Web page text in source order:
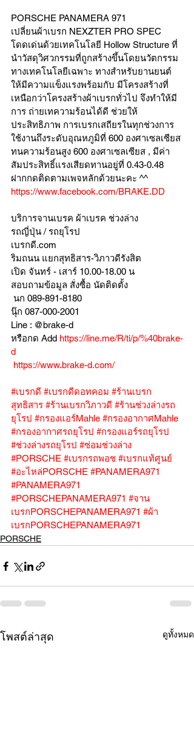
PORSCHE PANAMERA 971
เปลี่ยนผ้าเบรก NEXZTER PRO SPEC
โดดเด่นด้วยเทคโนโลยี Hollow Structure ที่
นำวัสดุวิศวกรรมที่ถูกสร้างขึ้นโดยนวัตกรรม
ทางเทคโนโลยีเฉพาะ ทางสำหรับยานยนต์
ให้มีความแข็งแรงพร้อมกับ มีโครงสร้างที่
เหนือกว่าโครงสร้างผ้าเบรกทั่วไป จึงทำให้มี
การ ถ่ายเทความร้อนได้ดี ช่วยให้
ประสิทธิภาพ การเบรกเสถียรในทุกช่วงการ
ใช้งานถึงระดับอุณหภูมิที่ 600 องศาเซลเซียส
ทนความร้อนสูง 600 องศาเซลเซียส , มีค่า
สัมประสิทธิ์แรงเสียดทานอยู่ที่ 0.43-0.48
ฝากกดติดตามเพจหลักด้วยนะคะ ^^
https://www.facebook.com/BRAKE.DD
บริการจานเบรค ผ้าเบรค ช่วงล่าง
รถญี่ปุ่น / รถยุโรป
เบรกดี.com
ริมถนน แยกสุทธิสาร-วิภาวดีรังสิต
เปิด จันทร์ - เสาร์ 10.00-18.00 น
สอบถามข้อมูล สั่งซื้อ นัดติดตั้ง
นก 089-891-8180
นุ๊ก 087-000-2001
Line : @brake-d
หรือกด Add https://line.me/R/ti/p/%40brake-
d
https://www.brake-d.com/
#เบรกดี #เบรกดีดอทคอม #ร้านเบรก
สุทธิสาร #ร้านเบรกวิภาวดี #ร้านช่วงล่างรถ
ยุโรป #กรองแอร์Mahle #กรองอากาศMahle
#กรองอากาศรถยุโรป #กรองแอร์รถยุโรป
#ช่วงล่างรถยุโรป #ซ่อมช่วงล่าง
#PORSCHE #เบรกรถพอช #เบรกแท้ศูนย์
#อะไหล่PORSCHE #PANAMERA971
#PANAMERA971
#PORSCHEPANAMERA971 #จาน
เบรกPORSCHEPANAMERA971 #ผ้า
เบรกPORSCHEPANAMERA971
PORSCHE
โพสต์ล่าสุด ดูทั้งหมด